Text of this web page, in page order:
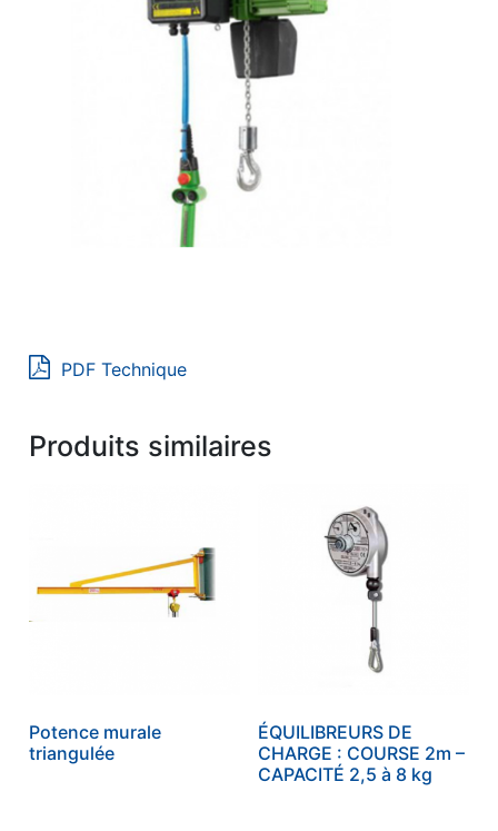
PDF Technique
Produits similaires
Potence murale
triangulée
ÉQUILIBREURS DE
CHARGE : COURSE 2m –
CAPACITÉ 2,5 à 8 kg